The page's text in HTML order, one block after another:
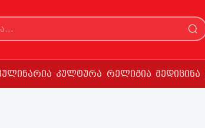
კულტურა რელიგია მედიცინა